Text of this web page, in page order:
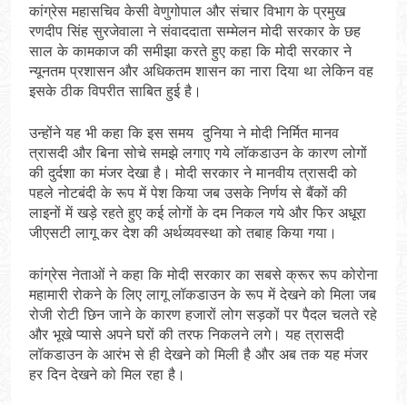
कांग्रेस महासचिव केसी वेणुगोपाल और संचार विभाग के प्रमुख
रणदीप सिंह सुरजेवाला ने संवाददाता सम्मेलन मोदी सरकार के छह
साल के कामकाज की समीझा करते हुए कहा कि मोदी सरकार ने
न्यूनतम प्रशासन और अधिकतम शासन का नारा दिया था लेकिन वह
इसके ठीक विपरीत साबित हुई है।
उन्होंने यह भी कहा कि इस समय दुनिया ने मोदी निर्मित मानव
त्रासदी और बिना सोचे समझे लगाए गये लॉकडाउन के कारण लोगों
की दुर्दशा का मंजर देखा है। मोदी सरकार ने मानवीय त्रासदी को
पहले नोटबंदी के रूप में पेश किया जब उसके निर्णय से बैंकों की
लाइनों में खड़े रहते हुए कई लोगों के दम निकल गये और फिर अधूरा
जीएसटी लागू कर देश की अर्थव्यवस्था को तबाह किया गया।
कांग्रेस नेताओं ने कहा कि मोदी सरकार का सबसे क्रूर रूप कोरोना
महामारी रोकने के लिए लागू लॉकडाउन के रूप में देखने को मिला जब
रोजी रोटी छिन जाने के कारण हजारों लोग सड़कों पर पैदल चलते रहे
और भूखे प्यासे अपने घरों की तरफ निकलने लगे। यह त्रासदी
लॉकडाउन के आरंभ से ही देखने को मिली है और अब तक यह मंजर
हर दिन देखने को मिल रहा है।